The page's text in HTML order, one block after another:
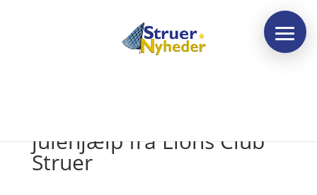
julehjælp fra Lions Club
Struer